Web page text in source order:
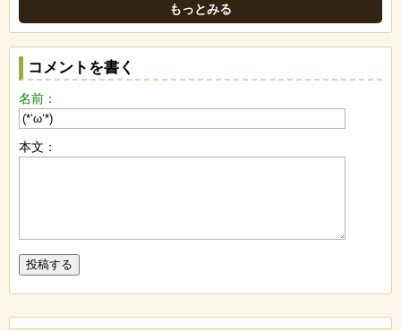
もっとみる
コメントを書く
名前：
本文：